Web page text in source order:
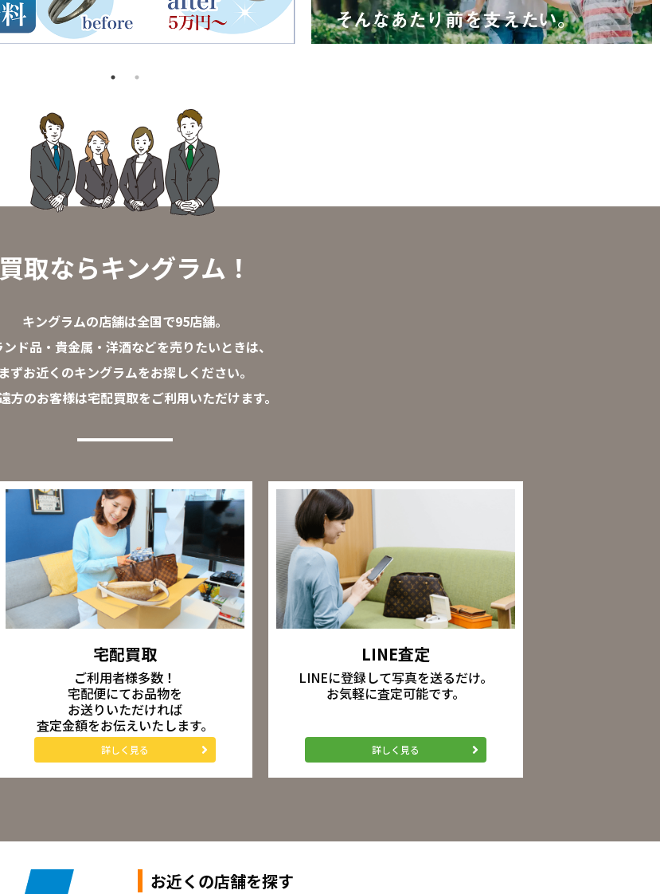
買取ならキングラム！
キングラムの店舗は全国で95店舗。
ンド品・貴金属・洋酒などを売りたいときは、
まずお近くのキングラムをお探しください。
方のお客様は宅配買取をご利用いただけます。
宅配買取
ご利用者様多数！
宅配便にてお品物を
お送りいただければ
査定金額をお伝えいたします。
詳しく見る
LINE査定
LINEに登録して写真を送るだけ。
お気軽に査定可能です。
詳しく見る
お近くの店舗を探す